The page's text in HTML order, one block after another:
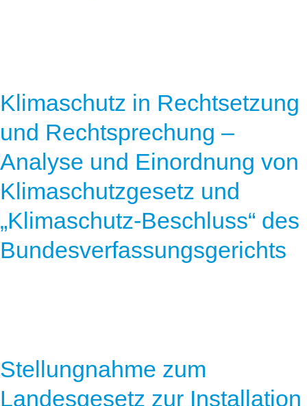
Klimaschutz in Rechtsetzung
und Rechtsprechung –
Analyse und Einordnung von
Klimaschutzgesetz und
„Klimaschutz-Beschluss“ des
Bundesverfassungsgerichts
Stellungnahme zum
Landesgesetz zur Installation